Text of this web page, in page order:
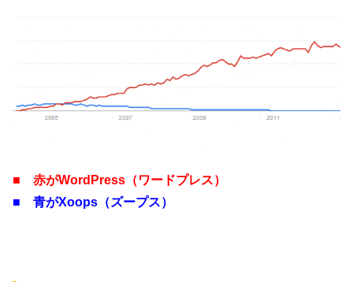
■ 赤がWordPress（ワードプレス）
■ 青がXoops（ズープス）